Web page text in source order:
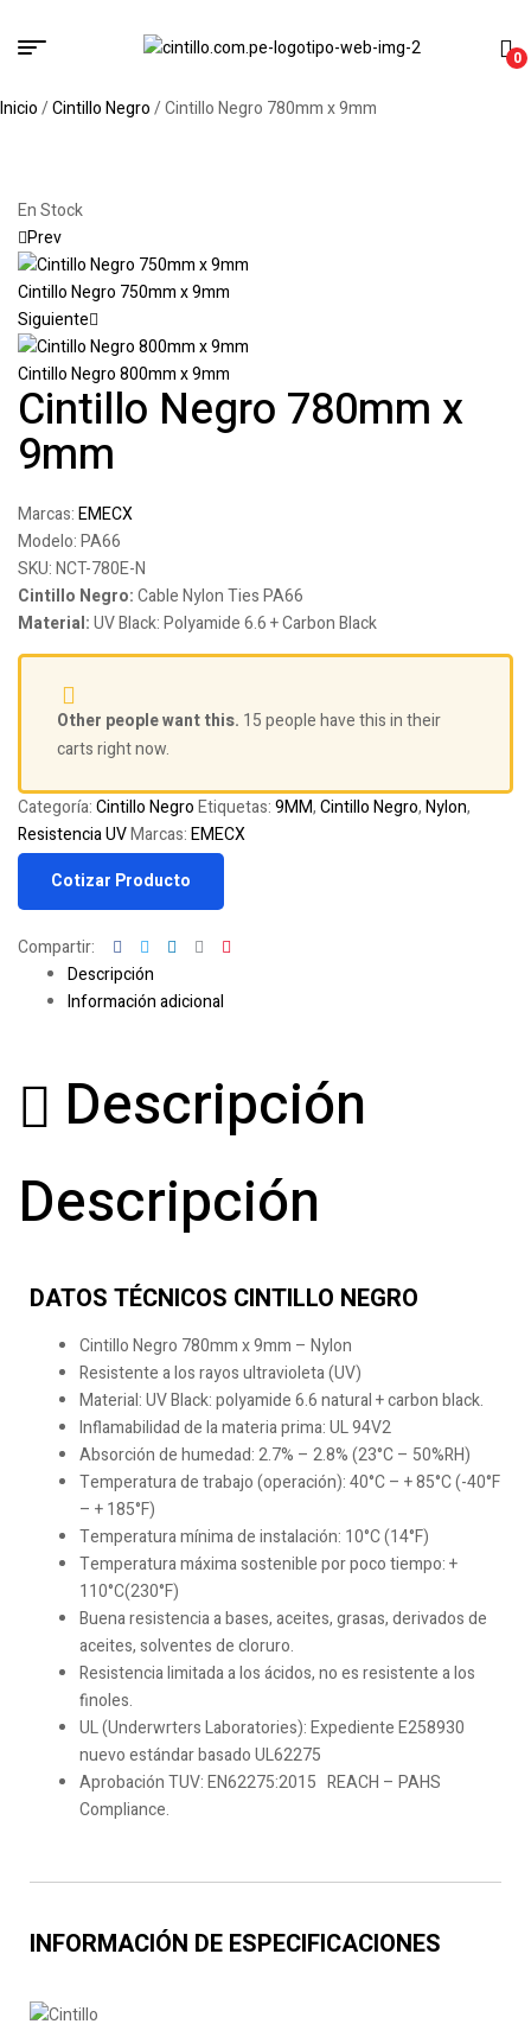
0
Inicio/Cintillo Negro/ Cintillo Negro 780mm x 9mm
En Stock
Prev
Cintillo Negro 750mm x 9mm
Siguiente
Cintillo Negro 800mm x 9mm
Cintillo Negro 780mm x
9mm
Marcas:EMECX
Modelo:PA66
SKU:NCT-780E-N
Cintillo Negro:Cable Nylon Ties PA66
Material:UV Black: Polyamide 6.6 + Carbon Black
Other people want this. 15 people have this in their
carts right now.
Categoría:Cintillo NegroEtiquetas:9MM,Cintillo Negro,Nylon,
Resistencia UVMarcas:EMECX
Cotizar Producto
Compartir: FacebookTwitterLinkedinGoogle+
Descripción
Información adicional
Descripción
Descripción
DATOS TÉCNICOS CINTILLO NEGRO
Cintillo Negro 780mm x 9mm – Nylon
Resistente a los rayos ultravioleta (UV)
Material: UV Black: polyamide 6.6 natural + carbon black.
Inflamabilidad de la materia prima: UL 94V2
Absorción de humedad: 2.7% – 2.8% (23°C – 50%RH)
Temperatura de trabajo (operación): 40°C – + 85°C (-40°F
– + 185°F)
Temperatura mínima de instalación: 10°C (14°F)
Temperatura máxima sostenible por poco tiempo: +
110°C(230°F)
Buena resistencia a bases, aceites, grasas, derivados de
aceites, solventes de cloruro.
Resistencia limitada a los ácidos, no es resistente a los
finoles.
UL (Underwrters Laboratories): Expediente E258930
nuevo estándar basado UL62275
Aprobación TUV: EN62275:2015 REACH – PAHS
Compliance.
INFORMACIÓN DE ESPECIFICACIONES